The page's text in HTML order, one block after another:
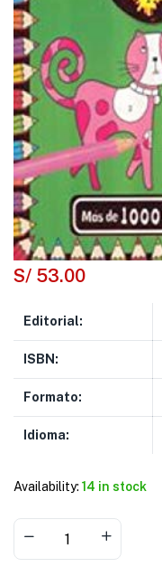
S/ 53.00
Editorial:
ISBN:
Formato:
Idioma:
Availability: 14 in stock